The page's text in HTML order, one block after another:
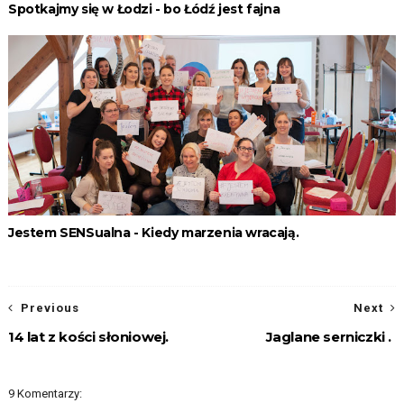
Spotkajmy się w Łodzi - bo Łódź jest fajna
Jestem SENSualna - Kiedy marzenia wracają.
Next
Jaglane serniczki .
Previous
14 lat z kości słoniowej.
9 Komentarzy: